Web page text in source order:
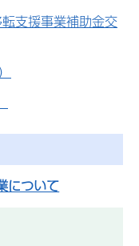
支援事業補助金交
について